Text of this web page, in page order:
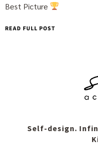
Best Picture
READ FULL POST
Self-design.